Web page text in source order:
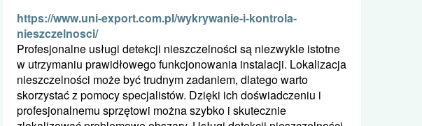
https://www.uni-export.com.pl/wykrywanie-i-kontrola-
nieszczelnosci/
Profesjonalne usługi detekcji nieszczelności są niezwykle istotne
w utrzymaniu prawidłowego funkcjonowania instalacji. Lokalizacja
nieszczelności może być trudnym zadaniem, dlatego warto
skorzystać z pomocy specjalistów. Dzięki ich doświadczeniu i
profesjonalnemu sprzętowi można szybko i skutecznie